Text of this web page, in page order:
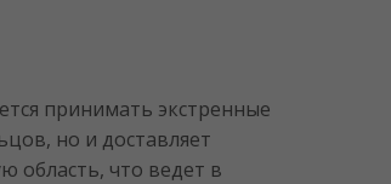
принимать экстренные
но и доставляет
область, что ведет в